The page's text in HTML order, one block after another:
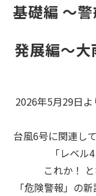
基礎編 ～
発展編～
2026年5月29日
台風6号に関連し
「レベル
これか！
「危険警報」の